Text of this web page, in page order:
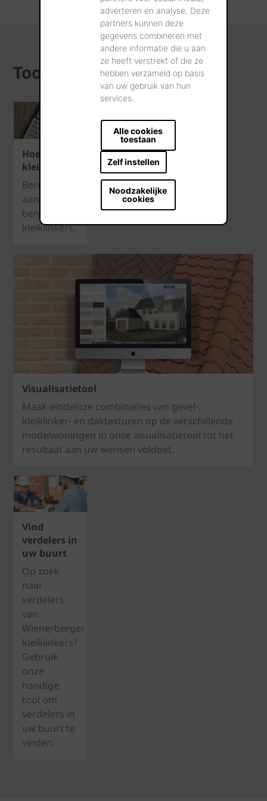
adverteren en analyse. Deze
partners kunnen deze
gegevens combineren met
andere informatie die u aan
ze heeft verstrekt of die ze
hebben verzameld op basis
van uw gebruik van hun
services.
Alle cookies
toestaan
Zelf instellen
Noodzakelijke
cookies
Tools
Hoeveelheidscalculator
kleiklinkers
Bereken het
aantal
benodigde
kleiklinkers.
Visualisatietool
Maak eindeloze combinaties van gevel-,
kleiklinker- en daktexturen op de verschillende
modelwoningen in onze visualisatietool tot het
resultaat aan uw wensen voldoet.
Vind
verdelers in
uw buurt
Op zoek
naar
verdelers
van
Wienerberger
kleiklinkers?
Gebruik
onze
handige
tool om
verdelers in
uw buurt te
vinden.